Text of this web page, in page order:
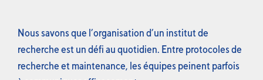
Nous savons que l’organisation d’un institut de
recherche est un défi au quotidien. Entre protocoles de
recherche et maintenance, les équipes peinent parfois